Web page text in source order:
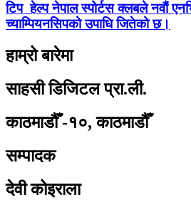
टिप हेल्प नेपाल स्पोर्टस क्लबले नवौं
च्याम्पियनसिपको उपाधि जितेको छ।
हाम्रो बारेमा
साहसी डिजिटल प्रा.ली.
काठमाडौँ -१०, काठमाडौँ
सम्पादक
देवी कोइराला